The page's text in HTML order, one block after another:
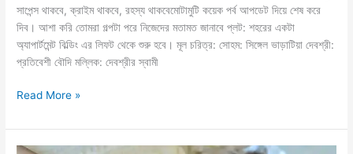
সাপেন্স থাকবে, ক্রাইম থাকবে, রহস্য থাকবেমোটামুটি কয়েক পর্ব আপডেট দিয়ে শেষ করে
দিব। আশা করি তোমরা গল্পটা পরে নিজেদের মতামত জানাবে প্লট: শহরের একটা
অ্যাপার্টমেন্ট বিল্ডিং এর লিফট থেকে শুরু হবে। মূল চরিত্র: সোহম: সিঙ্গেল ভাড়াটিয়া দেবশ্রী:
প্রতিবেশী বৌদি মল্লিক: দেবশ্রীর স্বামী
লিফটে
বিছানায়
বাড়িওয়ালী
Read More »